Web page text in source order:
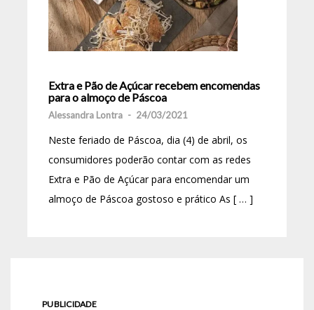
Extra e Pão de Açúcar recebem encomendas
para o almoço de Páscoa
Alessandra Lontra - 24/03/2021
Neste feriado de Páscoa, dia (4) de abril, os
consumidores poderão contar com as redes
Extra e Pão de Açúcar para encomendar um
almoço de Páscoa gostoso e prático As [ … ]
PUBLICIDADE